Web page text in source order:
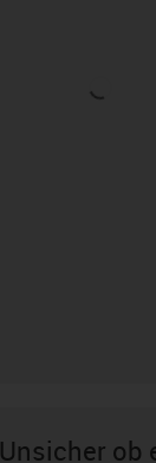
Unsicher ob